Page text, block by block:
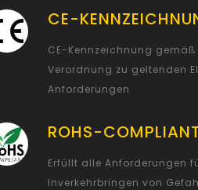
CE-
CE-Kennzeichnung gemäß
Verordnung zu geltenden
Anforderungen
ROHS-
Erfüllt alle Anforderungen
Inverkehrbringen von